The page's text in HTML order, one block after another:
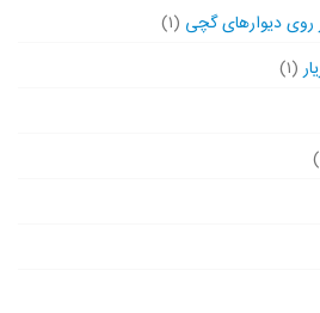
روی دیوارهای گچی (۱)
(۱)